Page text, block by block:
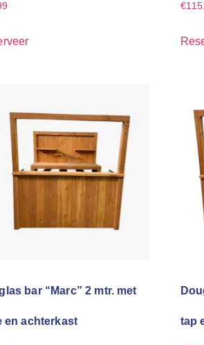
€
bar “Marc” 2 mtr. met
en achterkast tap